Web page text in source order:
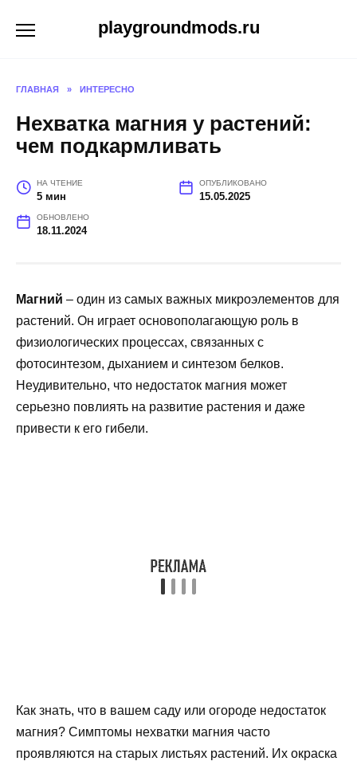
playgroundmods.ru
ГЛАВНАЯ » ИНТЕРЕСНО
Нехватка магния у растений:
чем подкармливать
НА ЧТЕНИЕ
5 мин
ОПУБЛИКОВАНО
15.05.2025
ОБНОВЛЕНО
18.11.2024
Магний – один из самых важных микроэлементов для
растений. Он играет основополагающую роль в
физиологических процессах, связанных с
фотосинтезом, дыханием и синтезом белков.
Неудивительно, что недостаток магния может
серьезно повлиять на развитие растения и даже
привести к его гибели.
Как знать, что в вашем саду или огороде недостаток
магния? Симптомы нехватки магния часто
проявляются на старых листьях растений. Их окраска